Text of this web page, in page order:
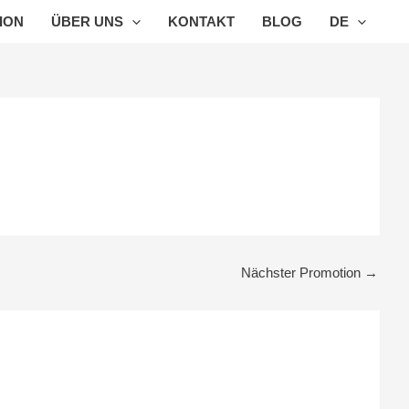
ÜBER UNS KONTAKT BLOG DE
Nächster Promotion →